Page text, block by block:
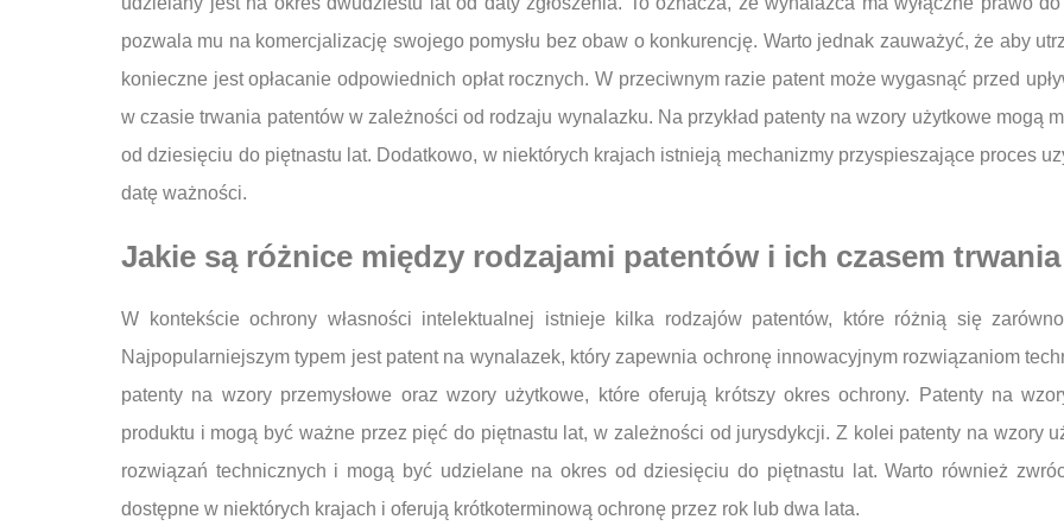
pozwala mu na komercjalizację swojego pomysłu bez obaw o konkurencję. Warto jednak zauważyć, że aby
konieczne jest opłacanie odpowiednich opłat rocznych. W przeciwnym razie patent może wygasnąć przed
w czasie trwania patentów w zależności od rodzaju wynalazku. Na przykład patenty na wzory użytkowe mogą
od dziesięciu do piętnastu lat. Dodatkowo, w niektórych krajach istnieją mechanizmy przyspieszające proces
datę ważności.
Jakie są różnice między rodzajami patentów i ich czasem trwania
W kontekście ochrony własności intelektualnej istnieje kilka rodzajów patentów, które różnią się
Najpopularniejszym typem jest patent na wynalazek, który zapewnia ochronę innowacyjnym rozwiązaniom
patenty na wzory przemysłowe oraz wzory użytkowe, które oferują krótszy okres ochrony. Patenty na
produktu i mogą być ważne przez pięć do piętnastu lat, w zależności od jurysdykcji. Z kolei patenty na wzory
rozwiązań technicznych i mogą być udzielane na okres od dziesięciu do piętnastu lat. Warto również
dostępne w niektórych krajach i oferują krótkoterminową ochronę przez rok lub dwa lata.